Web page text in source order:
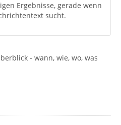
Ergebnisse, gerade wenn
sucht.
- wann, wie, wo, was